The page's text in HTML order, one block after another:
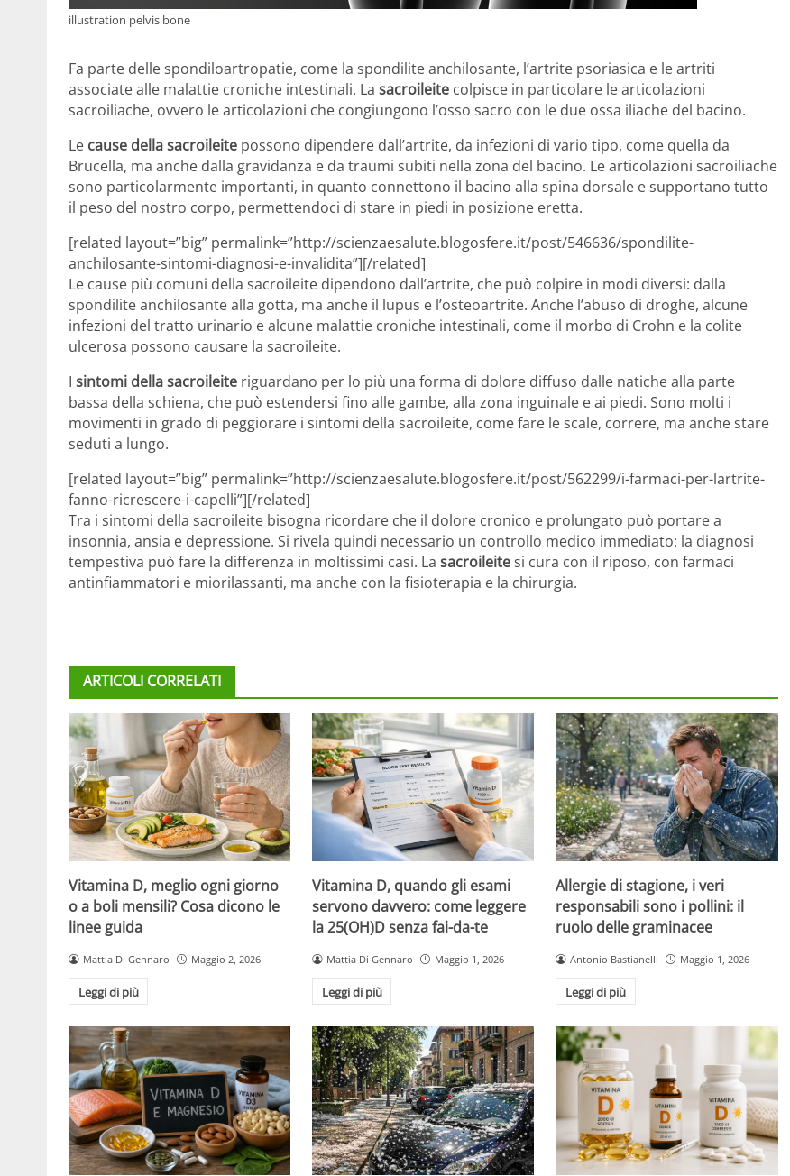
illustration pelvis bone
Fa parte delle spondiloartropatie, come la spondilite anchilosante, l’artrite psoriasica e le artriti
associate alle malattie croniche intestinali. La sacroileite colpisce in particolare le articolazioni
sacroiliache, ovvero le articolazioni che congiungono l’osso sacro con le due ossa iliache del bacino.
Le cause della sacroileite possono dipendere dall’artrite, da infezioni di vario tipo, come quella da
Brucella, ma anche dalla gravidanza e da traumi subiti nella zona del bacino. Le articolazioni sacroiliache
sono particolarmente importanti, in quanto connettono il bacino alla spina dorsale e supportano tutto
il peso del nostro corpo, permettendoci di stare in piedi in posizione eretta.
[related layout=”big” permalink=”http://scienzaesalute.blogosfere.it/post/546636/spondilite-
anchilosante-sintomi-diagnosi-e-invalidita”][/related]
Le cause più comuni della sacroileite dipendono dall’artrite, che può colpire in modi diversi: dalla
spondilite anchilosante alla gotta, ma anche il lupus e l’osteoartrite. Anche l’abuso di droghe, alcune
infezioni del tratto urinario e alcune malattie croniche intestinali, come il morbo di Crohn e la colite
ulcerosa possono causare la sacroileite.
I sintomi della sacroileite riguardano per lo più una forma di dolore diffuso dalle natiche alla parte
bassa della schiena, che può estendersi fino alle gambe, alla zona inguinale e ai piedi. Sono molti i
movimenti in grado di peggiorare i sintomi della sacroileite, come fare le scale, correre, ma anche stare
seduti a lungo.
[related layout=”big” permalink=”http://scienzaesalute.blogosfere.it/post/562299/i-farmaci-per-lartrite-
fanno-ricrescere-i-capelli”][/related]
Tra i sintomi della sacroileite bisogna ricordare che il dolore cronico e prolungato può portare a
insonnia, ansia e depressione. Si rivela quindi necessario un controllo medico immediato: la diagnosi
tempestiva può fare la differenza in moltissimi casi. La sacroileitesi cura con il riposo, con farmaci
antinfiammatori e miorilassanti, ma anche con la fisioterapia e la chirurgia.
ARTICOLI CORRELATI
Vitamina D, meglio ogni giorno
o a boli mensili? Cosa dicono le
linee guida
Mattia Di Gennaro Maggio 2, 2026
Leggi di più
Vitamina D, quando gli esami
servono davvero: come leggere
la 25(OH)D senza fai-da-te
Mattia Di Gennaro Maggio 1, 2026
Leggi di più
Allergie di stagione, i veri
responsabili sono i pollini: il
ruolo delle graminacee
Antonio Bastianelli Maggio 1, 2026
Leggi di più